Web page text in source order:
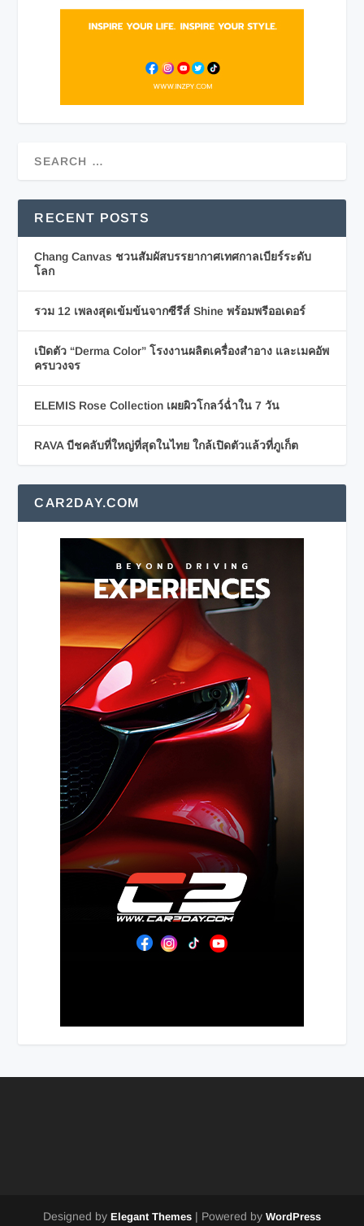
RECENT POSTS
Chang Canvas ชวนสัมผัสบรรยากาศเทศกาลเบียร์ระดับ
โลก
รวม 12 เพลงสุดเข้มข้นจากซีรีส์ Shine พร้อมพรีออเดอร์
เปิดตัว “Derma Color” โรงงานผลิตเครื่องสำอาง และเมคอัพ
ครบวงจร
ELEMIS Rose Collection เผยผิวโกลว์ฉ่ำใน 7 วัน
RAVA บีชคลับที่ใหญ่ที่สุดในไทย ใกล้เปิดตัวแล้วที่ภูเก็ต
CAR2DAY.COM
Designed by Elegant Themes | Powered by WordPress